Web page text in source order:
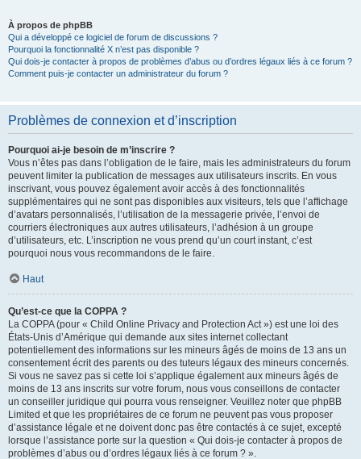
À propos de phpBB
Qui a développé ce logiciel de forum de discussions ?
Pourquoi la fonctionnalité X n’est pas disponible ?
Qui dois-je contacter à propos de problèmes d’abus ou d’ordres légaux liés à ce forum ?
Comment puis-je contacter un administrateur du forum ?
Problèmes de connexion et d’inscription
Pourquoi ai-je besoin de m’inscrire ?
Vous n’êtes pas dans l’obligation de le faire, mais les administrateurs du forum
peuvent limiter la publication de messages aux utilisateurs inscrits. En vous
inscrivant, vous pouvez également avoir accès à des fonctionnalités
supplémentaires qui ne sont pas disponibles aux visiteurs, tels que l’affichage
d’avatars personnalisés, l’utilisation de la messagerie privée, l’envoi de
courriers électroniques aux autres utilisateurs, l’adhésion à un groupe
d’utilisateurs, etc. L’inscription ne vous prend qu’un court instant, c’est
pourquoi nous vous recommandons de le faire.
Haut
Qu’est-ce que la COPPA ?
La COPPA (pour « Child Online Privacy and Protection Act ») est une loi des
États-Unis d’Amérique qui demande aux sites internet collectant
potentiellement des informations sur les mineurs âgés de moins de 13 ans un
consentement écrit des parents ou des tuteurs légaux des mineurs concernés.
Si vous ne savez pas si cette loi s’applique également aux mineurs âgés de
moins de 13 ans inscrits sur votre forum, nous vous conseillons de contacter
un conseiller juridique qui pourra vous renseigner. Veuillez noter que phpBB
Limited et que les propriétaires de ce forum ne peuvent pas vous proposer
d’assistance légale et ne doivent donc pas être contactés à ce sujet, excepté
lorsque l’assistance porte sur la question « Qui dois-je contacter à propos de
problèmes d’abus ou d’ordres légaux liés à ce forum ? ».